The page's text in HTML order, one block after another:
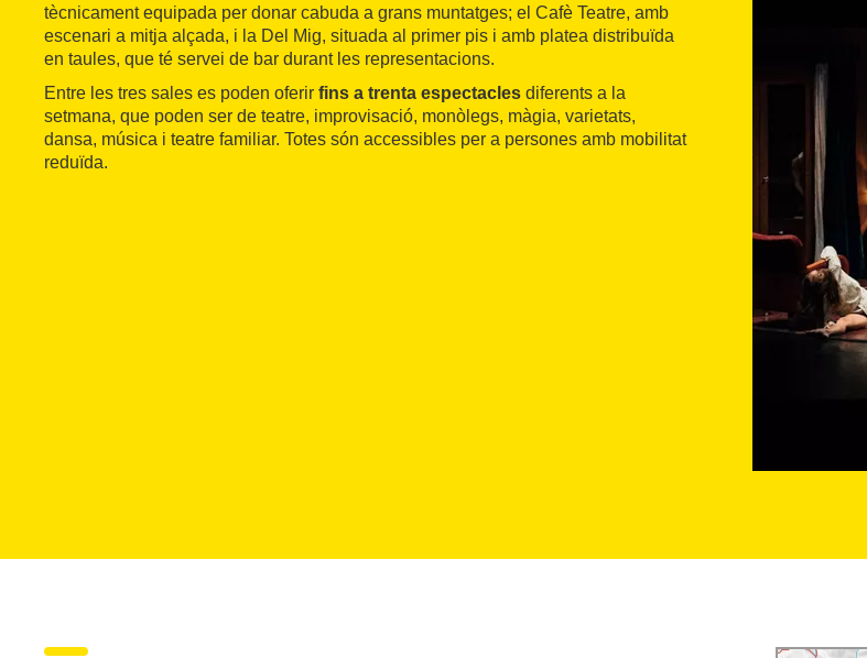
tècnicament equipada per donar cabuda a grans muntatges; el Cafè Teatre, amb
escenari a mitja alçada, i la Del Mig, situada al primer pis i amb platea distribuïda
en taules, que té servei de bar durant les representacions.
Entre les tres sales es poden oferir fins a trenta espectacles diferents a la
setmana, que poden ser de teatre, improvisació, monòlegs, màgia, varietats,
dansa, música i teatre familiar. Totes són accessibles per a persones amb mobilitat
reduïda.